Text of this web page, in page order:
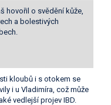
hovořil o svědění kůže,
a bolestivých
kloubů i s otokem se
i u Vladimíra, což může
vedlejší projev IBD.